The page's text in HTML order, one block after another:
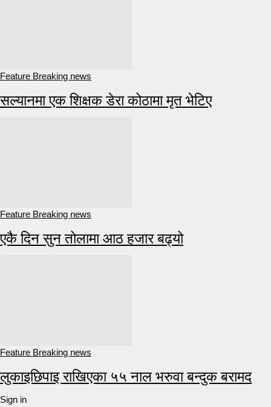
Feature Breaking news
सल्यानमा एक शिक्षक डेरा कोठामा मृत भेटिए
Feature Breaking news
एकै दिन सुन तोलामा आठ हजार बढ्यो
Feature Breaking news
लुकाइछिपाइ राखिएका ५५ नाल भरुवा बन्दुक बरामद
Sign in